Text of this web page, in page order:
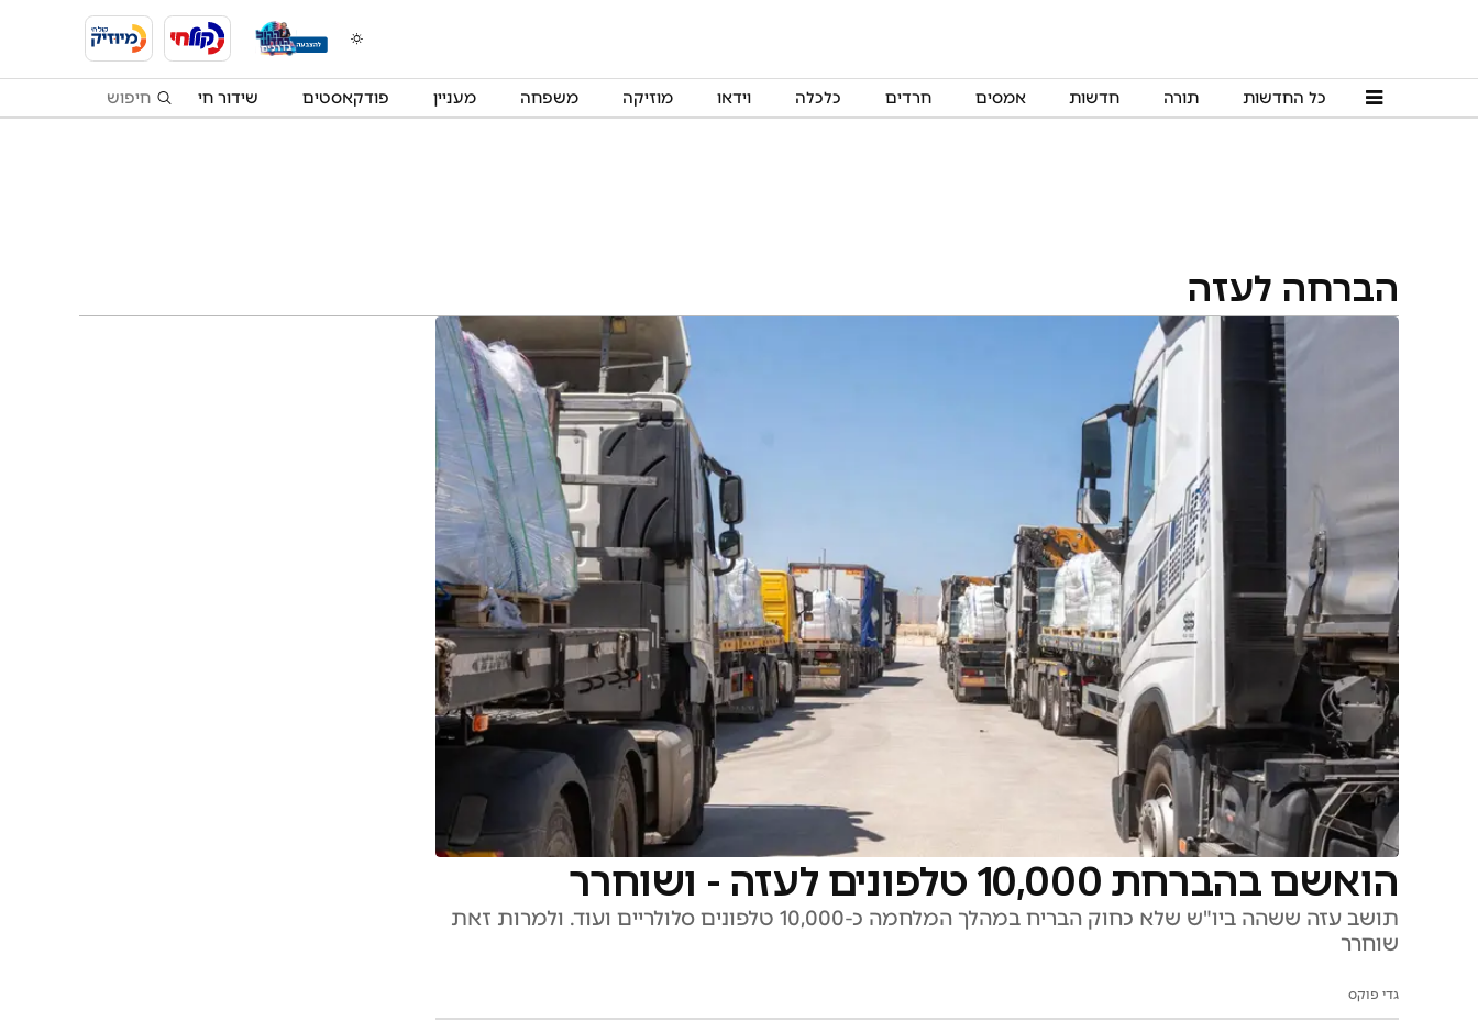
כל החדשות תורה חדשות אמסים חרדים כלכלה וידאו מוזיקה משפחה מעניין פודקאסטים שידור חי
הברחה לעזה
הואשם בהברחת 10,000 טלפונים לעזה - ושוחרר
תושב עזה ששהה ביו"ש שלא כחוק הבריח במהלך המלחמה כ-10,000 טלפונים סלולריים ועוד. ולמרות זאת
שוחרר
גדי פוקס